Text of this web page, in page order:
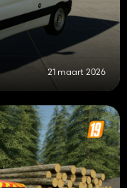
21 maart 2026